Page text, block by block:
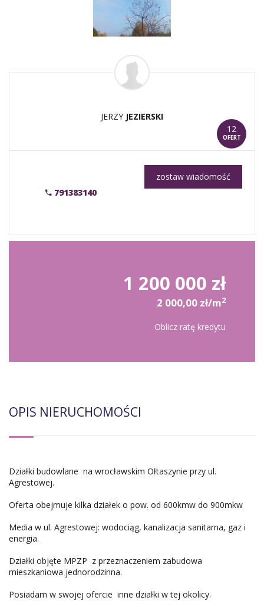
12
OFERT
JERZY JEZIERSKI
791383140
zostaw wiadomość
1 200 000 zł
2 000,00 zł/m2
Oblicz ratę kredytu
OPIS NIERUCHOMOŚCI
Działki budowlane na wrocławskim Ołtaszynie przy ul.
Agrestowej.
Oferta obejmuje kilka działek o pow. od 600kmw do 900mkw
Media w ul. Agrestowej: wodociąg, kanalizacja sanitarna, gaz i
energia.
Działki objęte MPZP z przeznaczeniem zabudowa
mieszkaniowa jednorodzinna.
Posiadam w swojej ofercie inne działki w tej okolicy.